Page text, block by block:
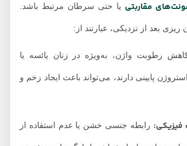
مقاربتییا حتی سرطان مرتبط باشد.
بعد از نزدیکی، عبارتند از:
واژن، به‌ویژه در زنان یائسه یا
پایینی دارند، می‌تواند باعث ایجاد زخم و
رابطه جنسی خشن یا عدم استفاده از